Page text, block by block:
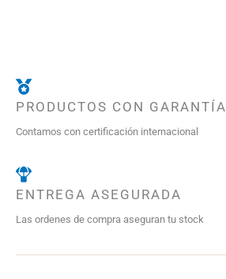
PRODUCTOS CON GARANTÍA
Contamos con certificación internacional
ENTREGA ASEGURADA
Las ordenes de compra aseguran tu stock